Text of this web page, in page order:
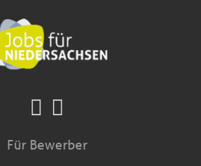
Für Bewerber